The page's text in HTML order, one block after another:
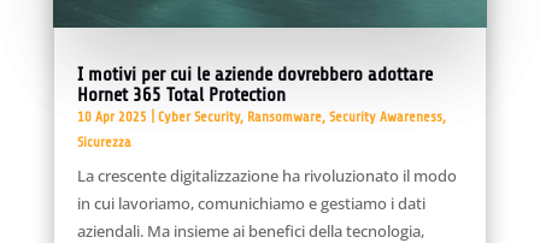
I motivi per cui le aziende dovrebbero adottare
Hornet 365 Total Protection
10 Apr 2025 Cyber Security, Ransomware, Security Awareness,
Sicurezza
La crescente digitalizzazione ha rivoluzionato il modo
in cui lavoriamo, comunichiamo e gestiamo i dati
aziendali. Ma insieme ai benefici della tecnologia,